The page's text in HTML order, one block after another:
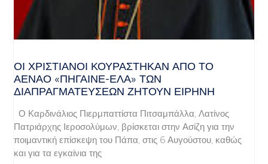
ΟΙ ΧΡΙΣΤΙΑΝΟΊ ΚΟΥΡΆΣΤΗΚΑΝ ΑΠΌ ΤΟ
ΑΈΝΑΟ «ΠΉΓΑΙΝΕ-ΈΛΑ» ΤΩΝ
ΔΙΑΠΡΑΓΜΑΤΕΎΣΕΩΝ ΖΗΤΟΎΝ ΕΙΡΉΝΗ
Ο Καρδινάλιος Πιερμπαττίστα Πιτσαμπάλλα, Λατίνος
Πατριάρχης Ιεροσολύμων, βρίσκεται στην Ασίζη για την
ποιμαντική επίσκεψη του Πάπα, στις 6 Αυγούστου, καθώς
και για τα εγκαίνια της